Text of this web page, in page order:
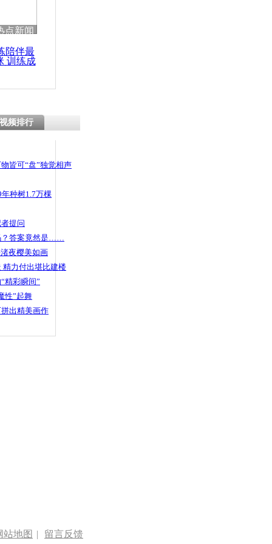
点新闻
陪伴最
训练成
频排行
皆可“盘”独觉相声
种树1.7万棵
提问
？答案竟然是……
夜樱美如画
精力付出堪比建楼
精彩瞬间”
性”起舞
出精美画作
站地图 | 留言反馈